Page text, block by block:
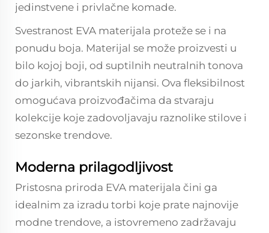
jedinstvene i privlačne komade.
Svestranost EVA materijala proteže se i na
ponudu boja. Materijal se može proizvesti u
bilo kojoj boji, od suptilnih neutralnih tonova
do jarkih, vibrantskih nijansi. Ova fleksibilnost
omogućava proizvođačima da stvaraju
kolekcije koje zadovoljavaju raznolike stilove i
sezonske trendove.
Moderna prilagodljivost
Pristosna priroda EVA materijala čini ga
idealnim za izradu torbi koje prate najnovije
modne trendove, a istovremeno zadržavaju